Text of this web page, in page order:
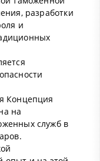
разработки
и
Концепция
на
служб в